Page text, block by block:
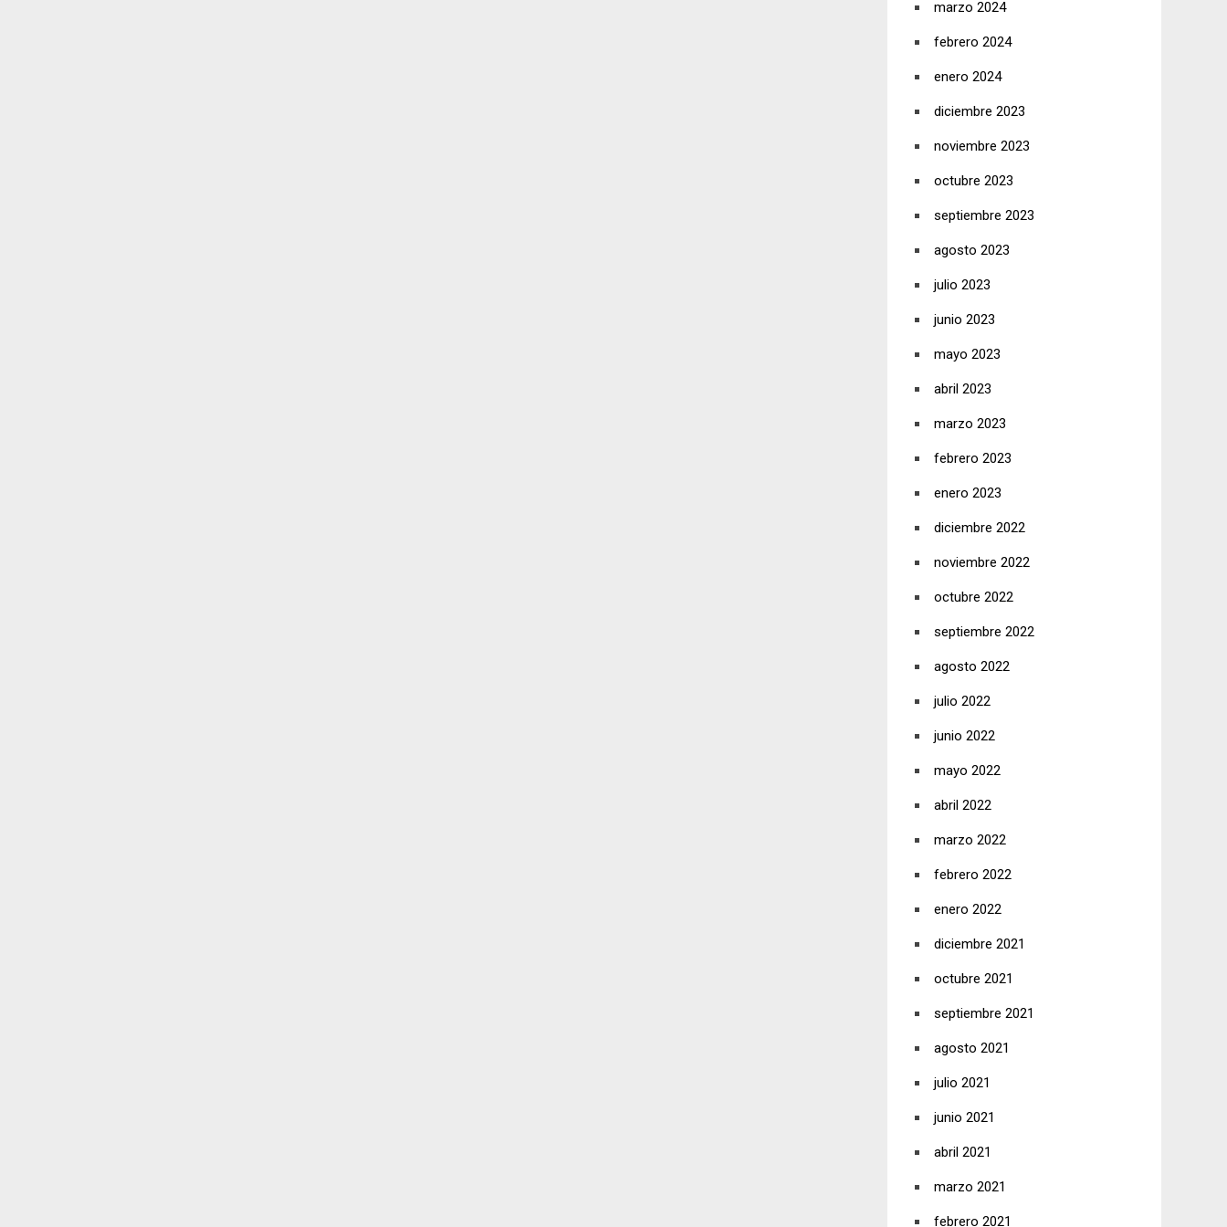
marzo 2024
febrero 2024
enero 2024
diciembre 2023
noviembre 2023
octubre 2023
septiembre 2023
agosto 2023
julio 2023
junio 2023
mayo 2023
abril 2023
marzo 2023
febrero 2023
enero 2023
diciembre 2022
noviembre 2022
octubre 2022
septiembre 2022
agosto 2022
julio 2022
junio 2022
mayo 2022
abril 2022
marzo 2022
febrero 2022
enero 2022
diciembre 2021
octubre 2021
septiembre 2021
agosto 2021
julio 2021
junio 2021
abril 2021
marzo 2021
febrero 2021